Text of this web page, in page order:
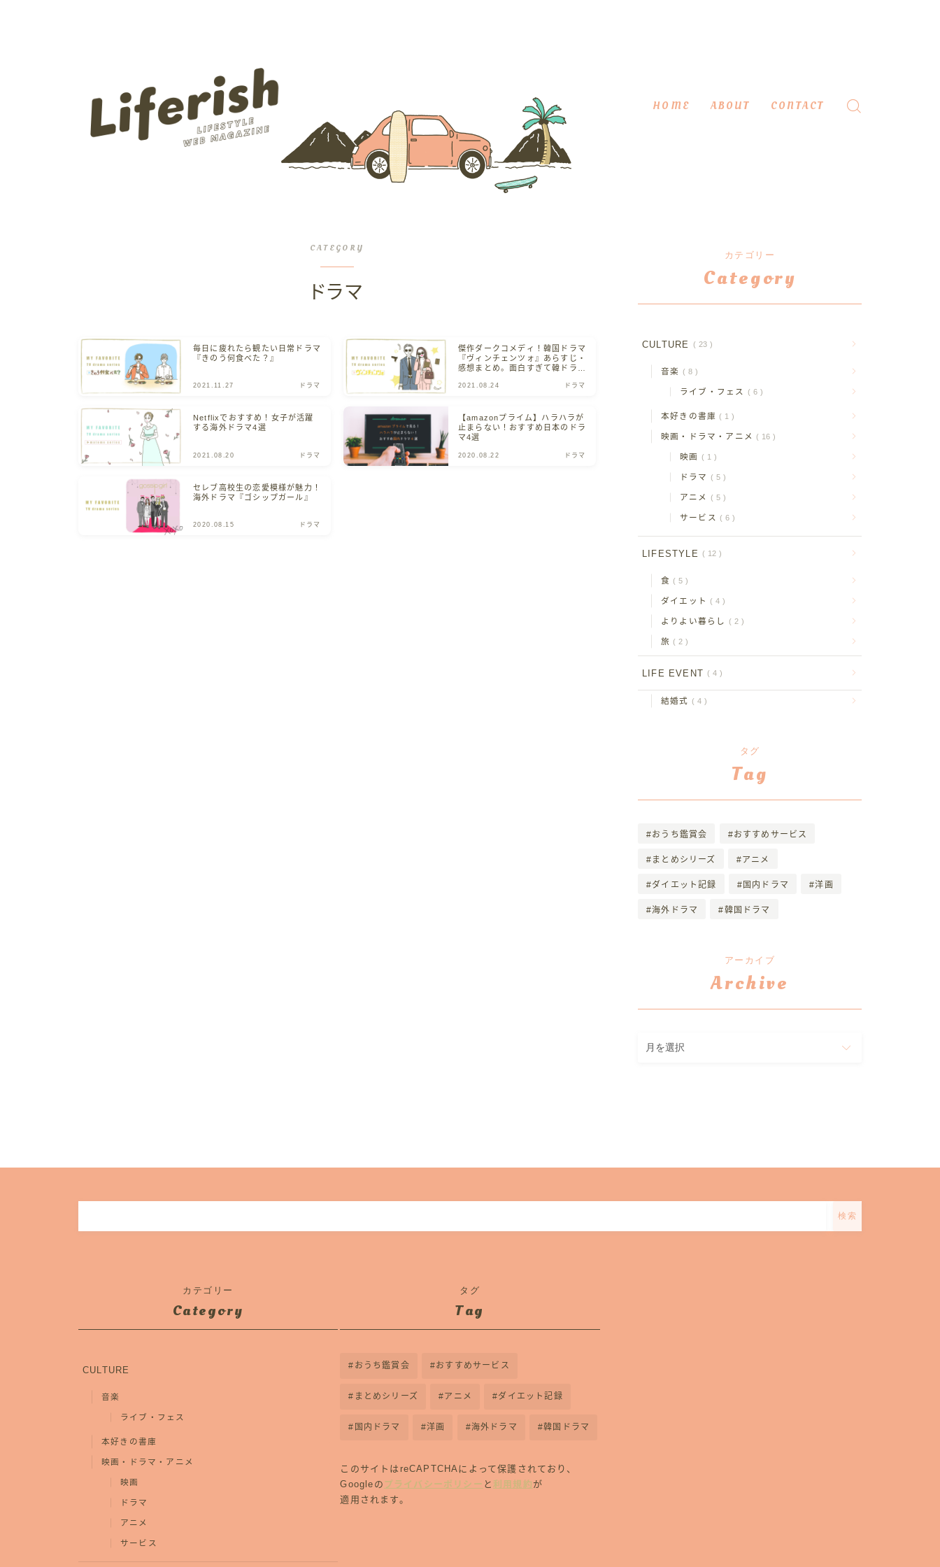
HOME ABOUT CONTACT
CATEGORY
ドラマ
毎日に疲れたら観たい日常ドラマ
『きのう何食べた？』
2021.11.27 ドラマ
傑作ダークコメディ！韓国ドラマ
『ヴィンチェンツォ』あらすじ・
感想まとめ。面白すぎて韓ドラに
2021.08.24 ドラマ
Netflixでおすすめ！女子が活躍
する海外ドラマ4選
2021.08.20 ドラマ
【amazonプライム】ハラハラが
止まらない！おすすめ日本のドラ
マ4選
2020.08.22 ドラマ
セレブ高校生の恋愛模様が魅力！
海外ドラマ『ゴシップガール』
2020.08.15 ドラマ
カテゴリー
Category
CULTURE 23
音楽 8
ライブ・フェス 6
本好きの書庫 1
映画・ドラマ・アニメ 16
映画 1
ドラマ 5
アニメ 5
サービス 6
LIFESTYLE 12
食 5
ダイエット 4
よりよい暮らし 2
旅 2
LIFE EVENT 4
結婚式 4
タグ
Tag
おうち鑑賞会 おすすめサービス
まとめシリーズ アニメ
ダイエット記録 国内ドラマ 洋画
海外ドラマ 韓国ドラマ
アーカイブ
Archive
ー
検索
カテゴリー
Category
CULTURE
音楽
ライブ・フェス
本好きの書庫
映画・ドラマ・アニメ
映画
ドラマ
アニメ
サービス
タグ
Tag
おうち鑑賞会 おすすめサービス
まとめシリーズ アニメ ダイエット記録
国内ドラマ 洋画 海外ドラマ 韓国ドラマ
このサイトはreCAPTCHAによって保護されており、
Googleの プライバシーポリシー と 利用規約 が
適用されます。